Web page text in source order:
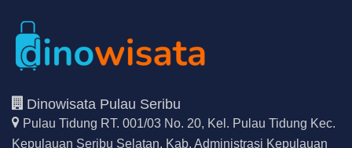
Dinowisata Pulau Seribu
Pulau Tidung RT. 001/03 No. 20, Kel. Pulau Tidung Kec.
Kepulauan Seribu Selatan, Kab. Administrasi Kepulauan